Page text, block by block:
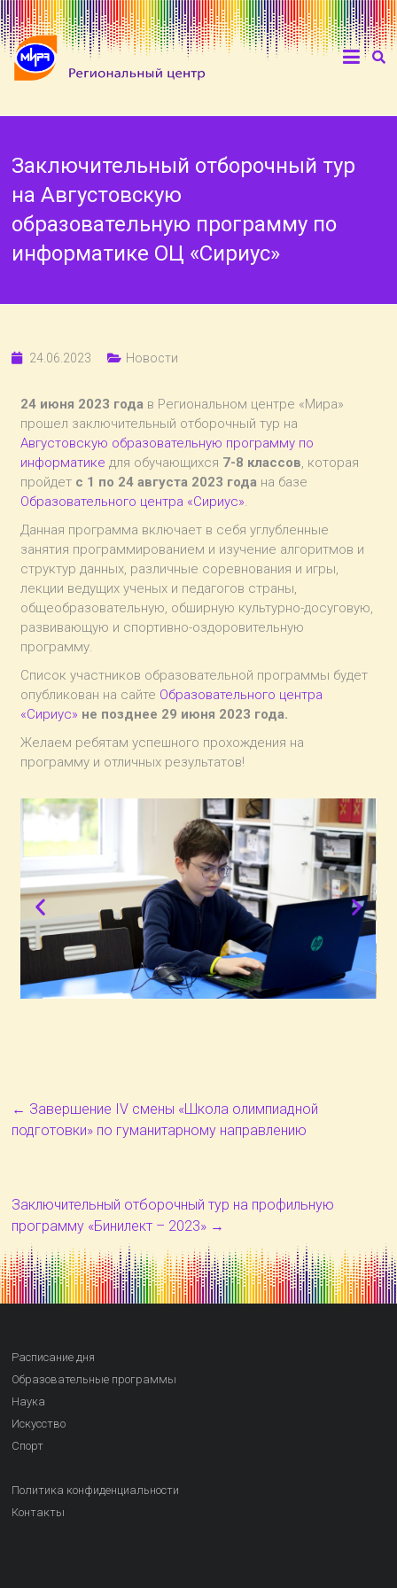
Заключительный отборочный тур
на Августовскую
образовательную программу по
информатике ОЦ «Сириус»
24.06.2023 Новости
24 июня 2023 года в Региональном центре «Мира»
прошел заключительный отборочный тур на
Августовскую образовательную программу по
информатике для обучающихся 7-8 классов, которая
пройдет с 1 по 24 августа 2023 года на базе
Образовательного центра «Сириус».
Данная программа включает в себя углубленные
занятия программированием и изучение алгоритмов и
структур данных, различные соревнования и игры,
лекции ведущих ученых и педагогов страны,
общеобразовательную, обширную культурно-досуговую,
развивающую и спортивно-оздоровительную
программу.
Список участников образовательной программы будет
опубликован на сайте Образовательного центра
«Сириус» не позднее 29 июня 2023 года.
Желаем ребятам успешного прохождения на
программу и отличных результатов!
← Завершение IV смены «Школа олимпиадной
подготовки» по гуманитарному направлению
Заключительный отборочный тур на профильную
программу «Бинилект – 2023» →
Расписание дня
Образовательные программы
Наука
Искусство
Спорт
Политика конфиденциальности
Контакты